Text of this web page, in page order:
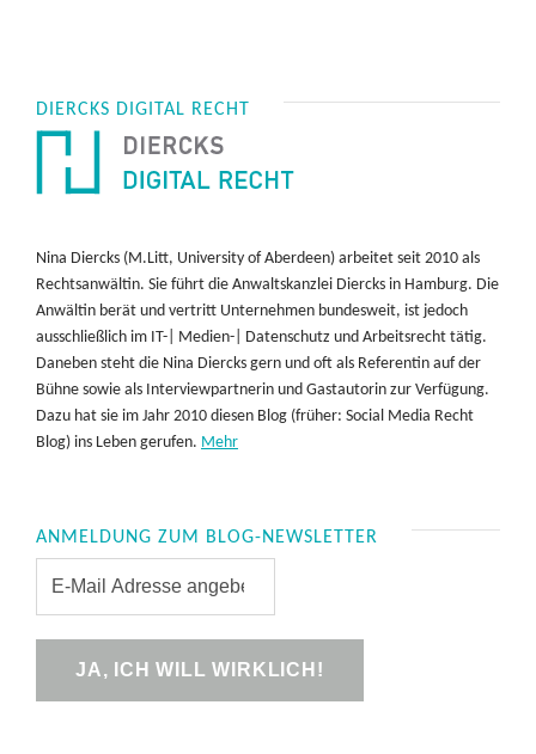
DIERCKS DIGITAL RECHT
Nina Diercks (M.Litt, University of Aberdeen) arbeitet seit 2010 als
Rechtsanwältin. Sie führt die Anwaltskanzlei Diercks in Hamburg. Die
Anwältin berät und vertritt Unternehmen bundesweit, ist jedoch
ausschließlich im IT-| Medien-| Datenschutz und Arbeitsrecht tätig.
Daneben steht die Nina Diercks gern und oft als Referentin auf der
Bühne sowie als Interviewpartnerin und Gastautorin zur Verfügung.
Dazu hat sie im Jahr 2010 diesen Blog (früher: Social Media Recht
Blog) ins Leben gerufen. Mehr
ANMELDUNG ZUM BLOG-NEWSLETTER